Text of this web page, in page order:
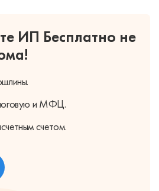
ИП Бесплатно не
и МФЦ.
счетом.